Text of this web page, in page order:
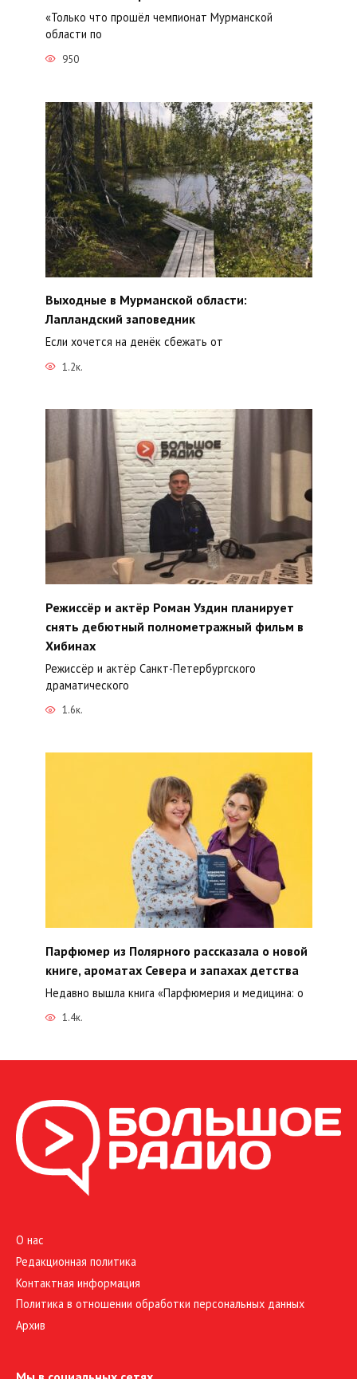
«Только что прошёл чемпионат Мурманской
области по
950
Выходные в Мурманской области:
Лапландский заповедник
Если хочется на денёк сбежать от
1.2к.
Режиссёр и актёр Роман Уздин планирует
снять дебютный полнометражный фильм в
Хибинах
Режиссёр и актёр Санкт-Петербургского
драматического
1.6к.
Парфюмер из Полярного рассказала о новой
книге, ароматах Севера и запахах детства
Недавно вышла книга «Парфюмерия и медицина: о
1.4к.
О нас
Редакционная политика
Контактная информация
Политика в отношении обработки персональных данных
Архив